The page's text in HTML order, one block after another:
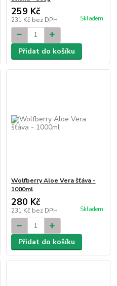
259 Kč
231 Kč bez DPH Skladem
Přidat do košíku
Wolfberry Aloe Vera šťáva -
1000ml
280 Kč
231 Kč bez DPH Skladem
Přidat do košíku